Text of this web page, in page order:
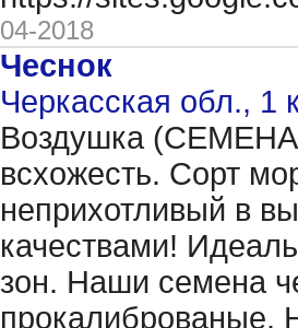
04-2018
Чеснок
Черкасская обл., 1
Воздушка (CЕМЕНА
всхожесть. Сорт
неприхотливый в
качествами!
зон. Наши семена
прокалиброваные.